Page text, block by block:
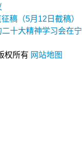
稿（5月12日截稿）
十大精神学习会在宁
权所有 网站地图